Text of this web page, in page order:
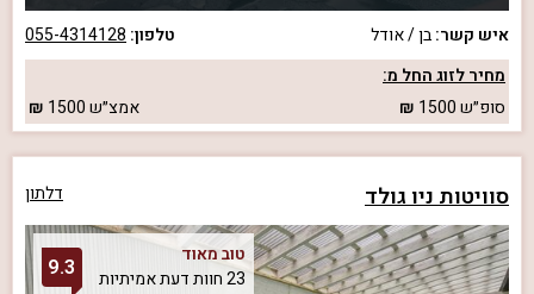
איש קשר:בן / אודל טלפון: 055-4314128
מחיר לזוג החל מ:
סופ״ש1500 אמצ״ש1500
סוויטות ניו גולד דלתון
טוב מאוד
23 חוות דעת אמיתיות
9.3